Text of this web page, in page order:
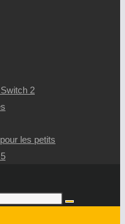
2
les petits